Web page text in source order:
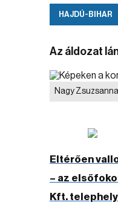
HAJDÚ-BIHAR
Az áldozat
Nagy
Eltérően
– az
Kft.